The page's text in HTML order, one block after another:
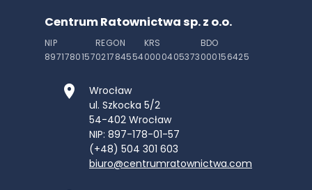
Centrum Ratownictwa sp. z o.o.
NIP
8971780157
REGON
021784554
KRS
0000405373
BDO
000156425
Wrocław
ul. Szkocka 5/2
54-402 Wrocław
NIP: 897-178-01-57
(+48) 504 301 603
biuro@centrumratownictwa.com